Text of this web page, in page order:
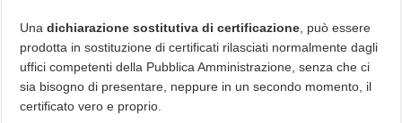
Unadichiarazione sostitutiva di certificazione , può essere
prodotta in sostituzione di certificati rilasciati normalmente dagli
uffici competenti della Pubblica Amministrazione, senza che ci
sia bisogno di presentare, neppure in un secondo momento, il
certificato vero e proprio.